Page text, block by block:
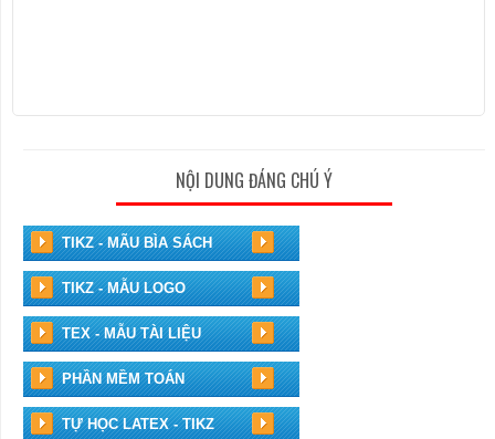
NỘI DUNG ĐÁNG CHÚ Ý
TIKZ - MÃU BÌA SÁCH
TIKZ - MẪU LOGO
TEX - MẪU TÀI LIỆU
PHẦN MỀM TOÁN
TỰ HỌC LATEX - TIKZ